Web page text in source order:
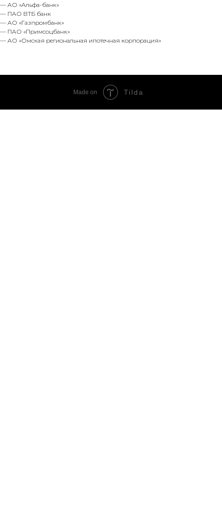
— АО «Альфа-банк»
— ПАО ВТБ банк
— АО «Газпромбанк»
— ПАО «Примсоцбанк»
— АО «Омская региональная ипотечная корпорация»
Made on Tilda